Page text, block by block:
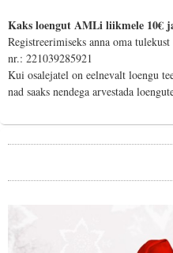
Kaks loengutAMLi liikmele 10€
Registreerimiseks anna oma tulekust
nr.: 221039285921
Kui osalejatel on eelnevalt loengu
nad saaks nendega arvestada